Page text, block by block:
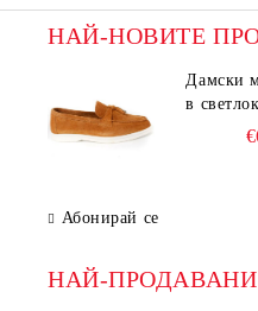
НАЙ-НОВИТЕ
Дамски
в
Абонирай се
НАЙ-